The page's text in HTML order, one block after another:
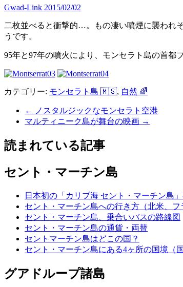
Gwad-Link 2015/02/02
二枚並べると衝撃的…。もの凄い噴煙に襲われ
うです。
95年と97年の噴火により、モンセラト島の首都
カテゴリー: モンセラト島 🇲🇸, 自然 🌈
←
ノスタルジックなモンセラト空港
マルティニーク島が舞台の映画 →
読まれている記事
セント・マーチン島
日本初の「カリブ海 セント・マーチン島
セント・マーチン島への行き方（北米、フ
セント・マーチン島、乗合いバスの路線図
セント・マーチン島の通貨・両替
セントマーチン島はどこの国？
セント・マーチン島にある4ヶ所の国境（
グアドループ諸島